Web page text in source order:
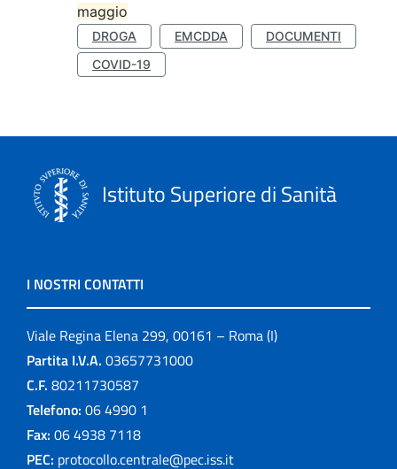
maggio
DROGA EMCDDA
DOCUMENTI
COVID-19
Istituto Superiore di Sanità
I NOSTRI CONTATTI
Viale Regina Elena 299, 00161 – Roma (I)
Partita I.V.A. 03657731000
C.F. 80211730587
Telefono: 06 4990 1
Fax: 06 4938 7118
PEC: protocollo.centrale@pec.iss.it